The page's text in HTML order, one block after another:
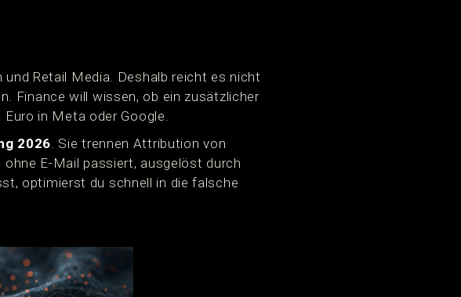
Retail Media. Deshalb reicht es nicht
Finance will wissen, ob ein zusätzlicher
in Meta oder Google.
2026. Sie trennen Attribution von
E-Mail passiert, ausgelöst durch
optimierst du schnell in die falsche